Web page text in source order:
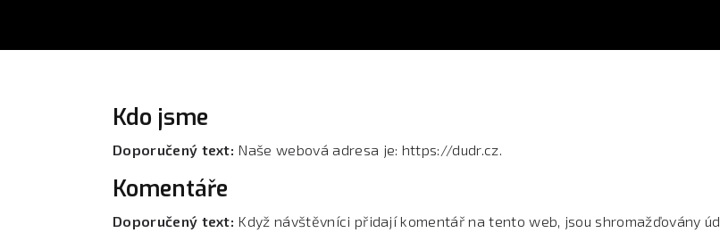
Kdo jsme
Doporučený text: Naše webová adresa je: https://dudr.cz.
Komentáře
Doporučený text: Když návštěvníci přidají komentář na tento web, jsou shromažďovány